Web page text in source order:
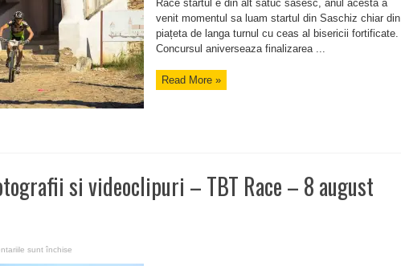
Race startul e din alt sătuc săsesc, anul acesta a
venit momentul sa luam startul din Saschiz chiar din
piațeta de langa turnul cu ceas al bisericii fortificate.
Concursul aniverseaza finalizarea ...
Read More »
si videoclipuri – TBT Race – 8 august
sunt închisepentru